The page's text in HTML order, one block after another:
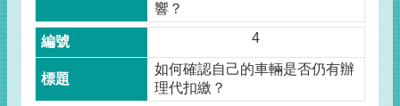
響？
4
如何確認自己的車輛是否仍有辦
理代扣繳？